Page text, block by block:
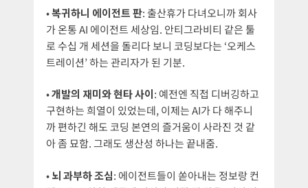
•복귀하니 에이전트 판: 출산휴가 다녀오니까 회사
가 온통 AI 에이전트 세상임. 안티그라비티 같은 툴
로 수십 개 세션을 돌리다 보니 코딩보다는 ‘오케스
트레이션’ 하는 관리자가 된 기분.
•개발의 재미와 현타 사이: 예전엔 직접 디버깅하고
구현하는 희열이 있었는데, 이제는 AI가 다 해주니
까 편하긴 해도 코딩 본연의 즐거움이 사라진 것 같
아 좀 묘함. 그래도 생산성 하나는 끝내줌.
•뇌 과부하 조심: 에이전트들이 쏟아내는 정보랑 컨